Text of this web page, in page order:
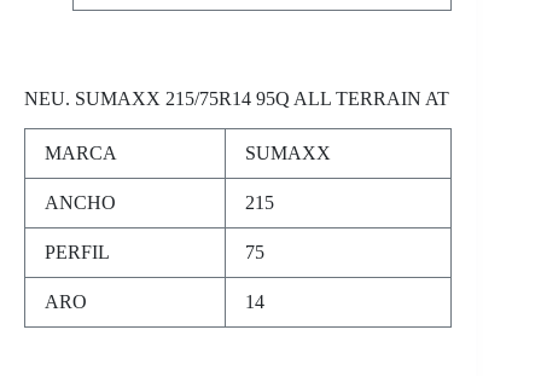
NEU. SUMAXX 215/75R14 95Q ALL TERRAIN AT
MARCA SUMAXX
ANCHO 215
PERFIL 75
ARO 14